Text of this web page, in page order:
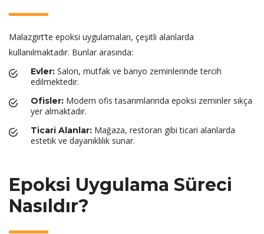
Malazgirt’te epoksi uygulamaları, çeşitli alanlarda
kullanılmaktadır. Bunlar arasında:
Evler: Salon, mutfak ve banyo zeminlerinde tercih
edilmektedir.
Ofisler: Modern ofis tasarımlarında epoksi zeminler sıkça
yer almaktadır.
Ticari Alanlar: Mağaza, restoran gibi ticari alanlarda
estetik ve dayanıklılık sunar.
Epoksi Uygulama Süreci
Nasıldır?